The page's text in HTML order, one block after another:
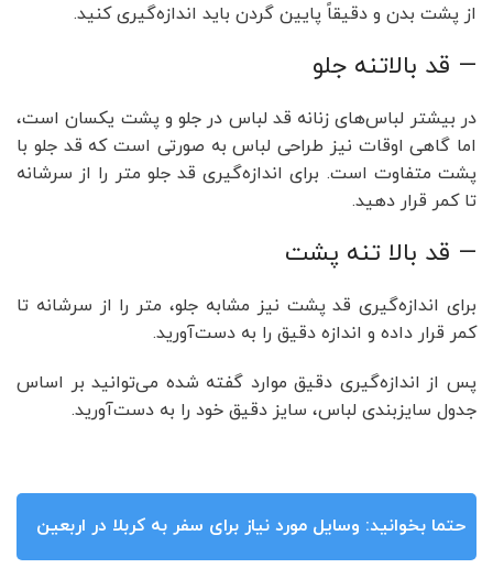
از پشت بدن و دقیقاً پایین گردن باید اندازه‌گیری کنید.
— قد بالاتنه جلو
در بیشتر لباس‌های زنانه قد لباس در جلو و پشت یکسان است،
اما گاهی اوقات نیز طراحی لباس به صورتی است که قد جلو با
پشت متفاوت است. برای اندازه‌گیری قد جلو متر را از سرشانه
تا کمر قرار دهید.
— قد بالا تنه پشت
برای اندازه‌گیری قد پشت نیز مشابه جلو، متر را از سرشانه تا
کمر قرار داده و اندازه دقیق را به دست‌آورید.
پس از اندازه‌گیری دقیق موارد گفته شده می‌توانید بر اساس
جدول سایز‌بندی لباس، سایز دقیق خود را به دست‌آورید.
حتما بخوانید: وسایل مورد نیاز برای سفر به کربلا در اربعین